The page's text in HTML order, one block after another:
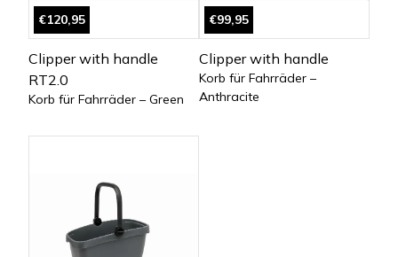
€120,95
Clipper with handle
RT2.0
Korb für Fahrräder – Green
€99,95
Clipper with handle
Korb für Fahrräder –
Anthracite